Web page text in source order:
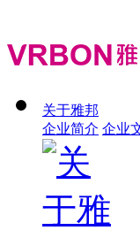
关于雅邦
企业简介 企业